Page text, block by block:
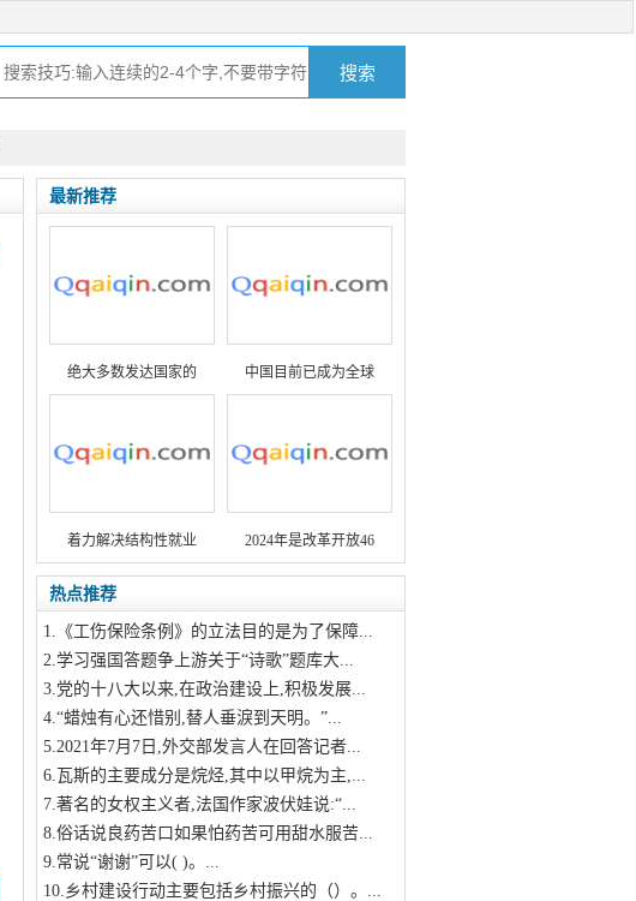
最新推荐
绝大多数发达国家的 中国目前已成为全球
着力解决结构性就业 2024年是改革开放46
热点推荐
1.《工伤保险条例》的立法目的是为了保障...
2.学习强国答题争上游关于“诗歌”题库大...
3.党的十八大以来,在政治建设上,积极发展...
4.“蜡烛有心还惜别,替人垂淚到天明。”...
5.2021年7月7日,外交部发言人在回答记者...
6.瓦斯的主要成分是烷烃,其中以甲烷为主,...
7.著名的女权主义者,法国作家波伏娃说:“...
8.俗话说良药苦口如果怕药苦可用甜水服苦...
9.常说“谢谢”可以( )。...
10.乡村建设行动主要包括乡村振兴的（）。...